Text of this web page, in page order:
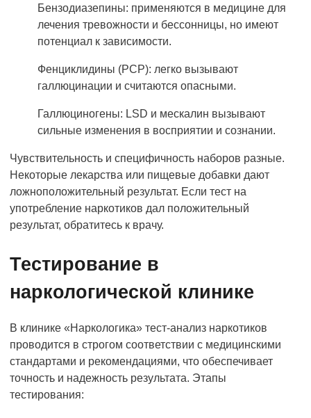
Бензодиазепины: применяются в медицине для
лечения тревожности и бессонницы, но имеют
потенциал к зависимости.
Фенциклидины (PCP): легко вызывают
галлюцинации и считаются опасными.
Галлюциногены: LSD и мескалин вызывают
сильные изменения в восприятии и сознании.
Чувствительность и специфичность наборов разные.
Некоторые лекарства или пищевые добавки дают
ложноположительный результат. Если тест на
употребление наркотиков дал положительный
результат, обратитесь к врачу.
Тестирование в
наркологической клинике
В клинике «Наркологика» тест-анализ наркотиков
проводится в строгом соответствии с медицинскими
стандартами и рекомендациями, что обеспечивает
точность и надежность результата. Этапы
тестирования: